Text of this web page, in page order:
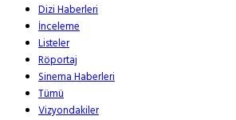
Dizi Haberleri
İnceleme
Listeler
Röportaj
Sinema Haberleri
Tümü
Vizyondakiler